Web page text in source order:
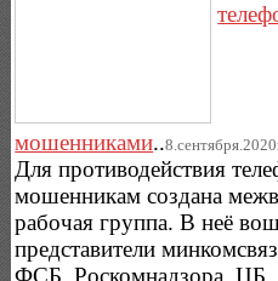
мошенниками..
Для противодействия
мошенникам создана
рабочая группа. В неё
представители
ФСБ, Роскомнадзора, ЦБ,